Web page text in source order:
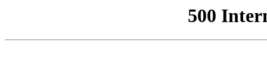
500